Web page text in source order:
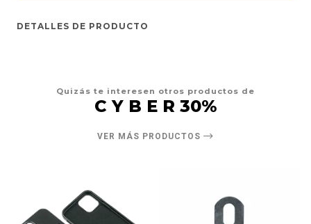
DETALLES DE PRODUCTO
Quizás te interesen otros productos de
C Y B E R 30%
VER MÁS PRODUCTOS